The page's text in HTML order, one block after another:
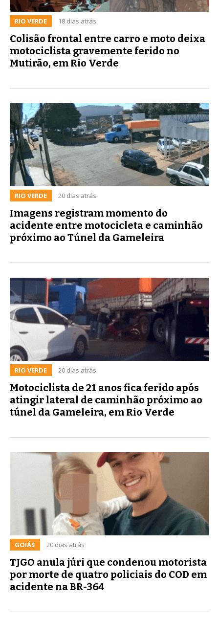
RIO VERDE 18 dias atrás
Colisão frontal entre carro e moto deixa
motociclista gravemente ferido no
Mutirão, em Rio Verde
RIO VERDE 20 dias atrás
Imagens registram momento do
acidente entre motocicleta e caminhão
próximo ao Túnel da Gameleira
RIO VERDE 20 dias atrás
Motociclista de 21 anos fica ferido após
atingir lateral de caminhão próximo ao
túnel da Gameleira, em Rio Verde
GOIÁS 20 dias atrás
TJGO anula júri que condenou motorista
por morte de quatro policiais do COD em
acidente na BR-364